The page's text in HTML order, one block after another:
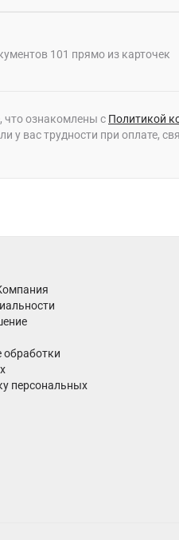
101 прямо из карточек
что ознакомлены с Политикой
у вас трудности при оплате,
обработки
персональных